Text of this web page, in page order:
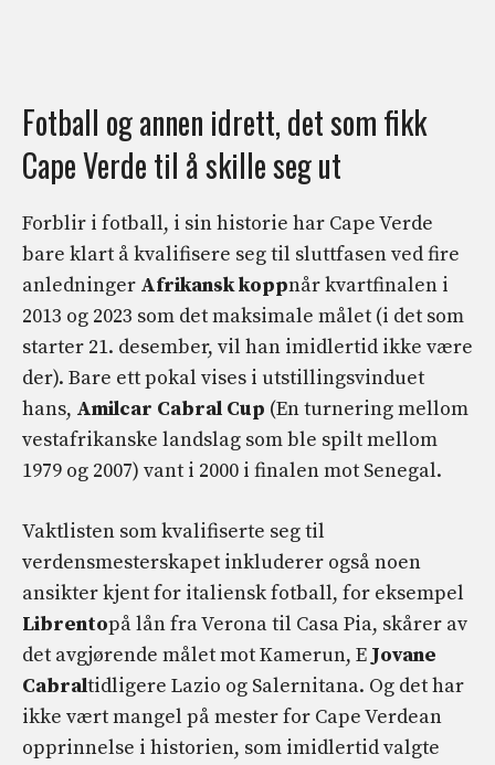
Fotball og annen idrett, det som fikk
Cape Verde til å skille seg ut
Forblir i fotball, i sin historie har Cape Verde
bare klart å kvalifisere seg til sluttfasen ved fire
anledninger Afrikansk koppnår kvartfinalen i
2013 og 2023 som det maksimale målet (i det som
starter 21. desember, vil han imidlertid ikke være
der). Bare ett pokal vises i utstillingsvinduet
hans, Amilcar Cabral Cup (En turnering mellom
vestafrikanske landslag som ble spilt mellom
1979 og 2007) vant i 2000 i finalen mot Senegal.
Vaktlisten som kvalifiserte seg til
verdensmesterskapet inkluderer også noen
ansikter kjent for italiensk fotball, for eksempel
Librentopå lån fra Verona til Casa Pia, skårer av
det avgjørende målet mot Kamerun, E Jovane
Cabraltidligere Lazio og Salernitana. Og det har
ikke vært mangel på mester for Cape Verdean
opprinnelse i historien, som imidlertid valgte